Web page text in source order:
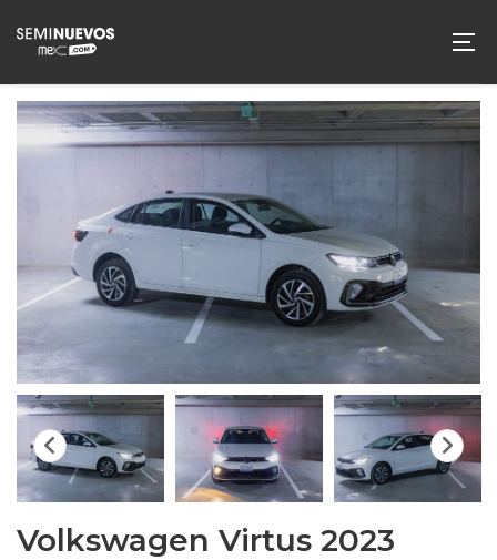
Volkswagen Virtus 2023